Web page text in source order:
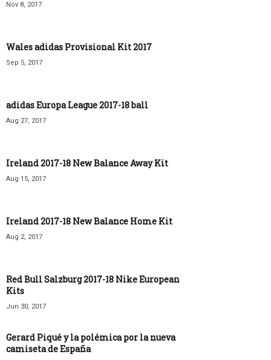
Nov 8, 2017
Wales adidas Provisional Kit 2017
Sep 5, 2017
adidas Europa League 2017-18 ball
Aug 27, 2017
Ireland 2017-18 New Balance Away Kit
Aug 15, 2017
Ireland 2017-18 New Balance Home Kit
Aug 2, 2017
Red Bull Salzburg 2017-18 Nike European
Kits
Jun 30, 2017
Gerard Piqué y la polémica por la nueva
camiseta de España